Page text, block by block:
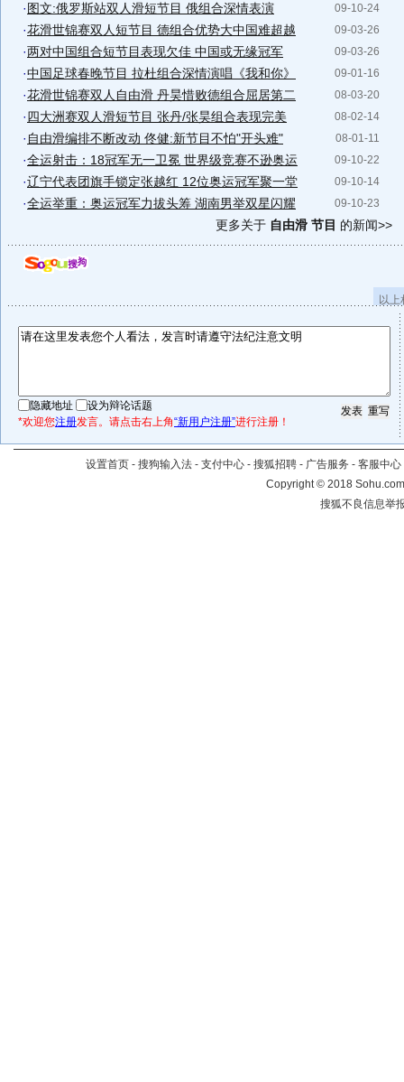
09-10-24
· 图文:俄罗斯站双人滑短节目 俄组合深情表演
09-03-26
·花滑世锦赛双人短节目 德组合优势大中国难超越
09-03-26
·两对中国组合短节目表现欠佳 中国或无缘冠军
09-01-16
·中国足球春晚节目 拉杜组合深情演唱《我和你》
08-03-20
·花滑世锦赛双人自由滑 丹昊惜败德组合屈居第二
08-02-14
·四大洲赛双人滑短节目 张丹/张昊组合表现完美
08-01-11
· 自由滑编排不断改动 佟健:新节目不怕"开头难"
09-10-22
·全运射击：18冠军无一卫冕 世界级竞赛不逊奥运
09-10-14
·辽宁代表团旗手锁定张越红 12位奥运冠军聚一堂
09-10-23
·全运举重：奥运冠军力拔头筹 湖南男举双星闪耀
更多关于 自由滑 节目 的新闻>>
以
隐藏地址
设为辩论话题
*欢迎您注册发言。请点击右上角“新用户注册”进行注册！
设置首页 - 搜狗输入法 - 支付中心 - 搜狐招聘 - 广告服务 - 客服中心
Copyright©2018
搜狐不良信息举